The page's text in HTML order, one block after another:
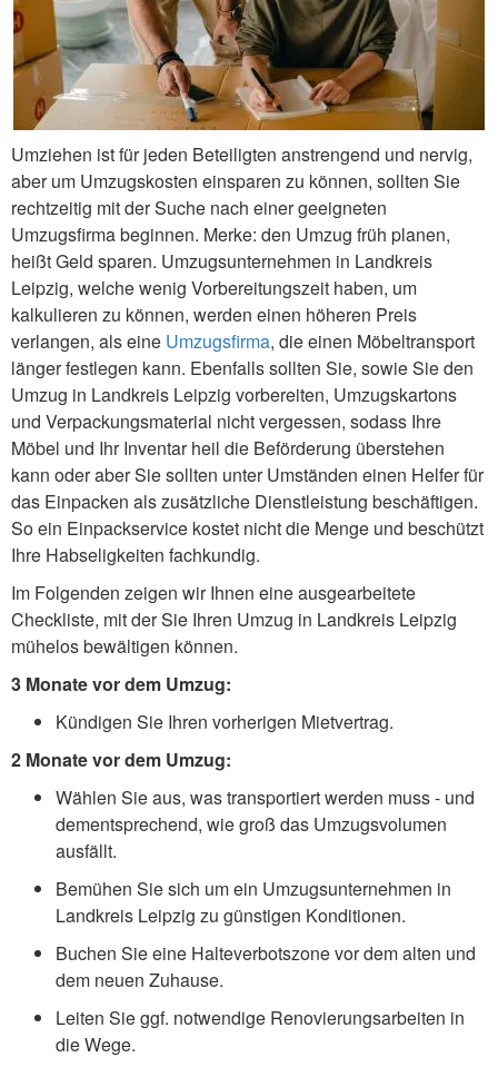
Umziehen ist für jeden Beteiligten anstrengend und nervig,
aber um Umzugskosten einsparen zu können, sollten Sie
rechtzeitig mit der Suche nach einer geeigneten
Umzugsfirma beginnen. Merke: den Umzug früh planen,
heißt Geld sparen. Umzugsunternehmen in Landkreis
Leipzig, welche wenig Vorbereitungszeit haben, um
kalkulieren zu können, werden einen höheren Preis
verlangen, als eine Umzugsfirma, die einen Möbeltransport
länger festlegen kann. Ebenfalls sollten Sie, sowie Sie den
Umzug in Landkreis Leipzig vorbereiten, Umzugskartons
und Verpackungsmaterial nicht vergessen, sodass Ihre
Möbel und Ihr Inventar heil die Beförderung überstehen
kann oder aber Sie sollten unter Umständen einen Helfer für
das Einpacken als zusätzliche Dienstleistung beschäftigen.
So ein Einpackservice kostet nicht die Menge und beschützt
Ihre Habseligkeiten fachkundig.
Im Folgenden zeigen wir Ihnen eine ausgearbeitete
Checkliste, mit der Sie Ihren Umzug in Landkreis Leipzig
mühelos bewältigen können.
3 Monate vor dem Umzug:
Kündigen Sie Ihren vorherigen Mietvertrag.
2 Monate vor dem Umzug:
Wählen Sie aus, was transportiert werden muss - und
dementsprechend, wie groß das Umzugsvolumen
ausfällt.
Bemühen Sie sich um ein Umzugsunternehmen in
Landkreis Leipzig zu günstigen Konditionen.
Buchen Sie eine Halteverbotszone vor dem alten und
dem neuen Zuhause.
Leiten Sie ggf. notwendige Renovierungsarbeiten in
die Wege.